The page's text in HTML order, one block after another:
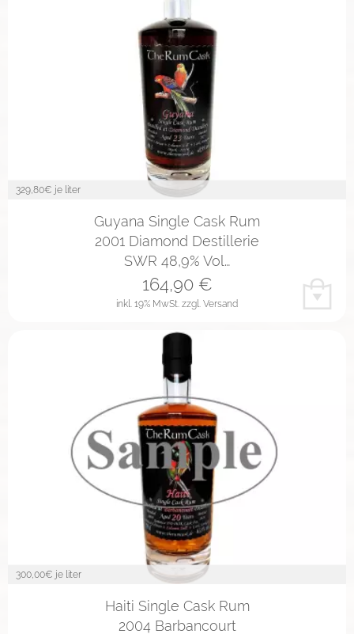
329,80€ je liter
Guyana Single Cask Rum
2001 Diamond Destillerie
SWR 48,9% Vol…
inkl. 19% MwSt. zzgl. Versand
164,90€
300,00€ je liter
Haiti Single Cask Rum
2004 Barbancourt